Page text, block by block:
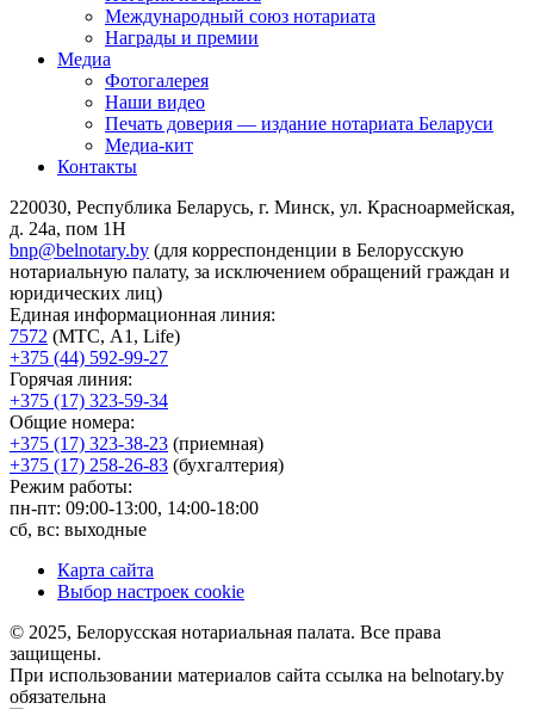
Международный союз нотариата
Награды и премии
Медиа
Фотогалерея
Наши видео
Печать доверия — издание нотариата Беларуси
Медиа-кит
Контакты
220030, Республика Беларусь, г. Минск, ул. Красноармейская,
д. 24а, пом 1Н
bnp@belnotary.by (для корреспонденции в Белорусскую
нотариальную палату, за исключением обращений граждан и
юридических лиц)
Единая информационная линия:
7572 (МТС, A1, Life)
+375 (44) 592-99-27
Горячая линия:
+375 (17) 323-59-34
Общие номера:
+375 (17) 323-38-23 (приемная)
+375 (17) 258-26-83 (бухгалтерия)
Режим работы:
пн-пт: 09:00-13:00, 14:00-18:00
сб, вс: выходные
Карта сайта
Выбор настроек cookie
© 2025, Белорусская нотариальная палата. Все права
защищены.
При использовании материалов сайта ссылка на belnotary.by
обязательна